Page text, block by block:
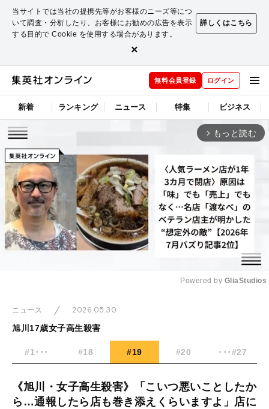
当サイトでは当社の提携先等がお客様のニーズ等につ
いて調査・分析したり、お客様にお勧めの広告を表示
する目的で Cookie を使用する場合があります。
詳しくはこちら
×
無料会員登録 ログイン
新着 ランキング ニュース 特集 ビジネス
arrow_forward_ios もっと読む
Powered by GliaStudios
ニュース
2026.05.30
旭川17歳女子高生殺害
#1･･･ #18 #19 #20 ･･･#27
《旭川・女子高生殺害》「こいつ悪いことしたか
ら…通報したら店も巻き添えくらいますよ」店に